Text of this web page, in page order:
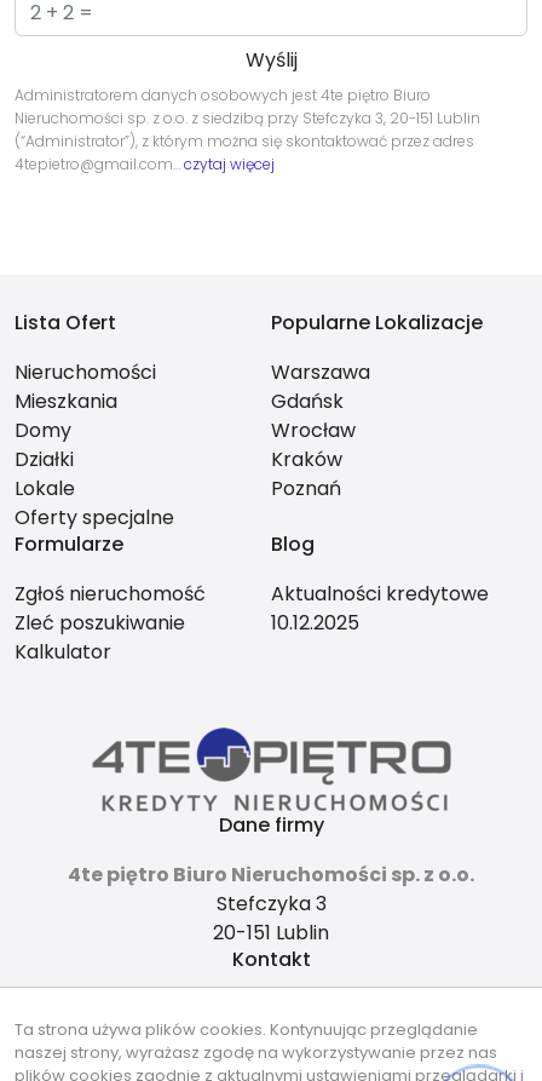
Administratorem danych osobowych jest 4te piętro Biuro
Nieruchomości sp. z o.o. z siedzibą przy Stefczyka 3, 20-151 Lublin
(“Administrator”), z którym można się skontaktować przez adres
4tepietro@gmail.com…czytaj więcej
Lista Ofert
Nieruchomości
Mieszkania
Domy
Działki
Lokale
Oferty specjalne
Popularne Lokalizacje
Warszawa
Gdańsk
Wrocław
Kraków
Poznań
Formularze
Zgłoś nieruchomość
Zleć poszukiwanie
Kalkulator
Blog
Aktualności kredytowe
10.12.2025
Dane firmy
4te piętro Biuro Nieruchomości sp. z o.o.
Stefczyka 3
20-151 Lublin
Kontakt
737-490-490
Ta strona używa plików cookies. Kontynuując przeglądanie
naszej strony, wyrażasz zgodę na wykorzystywanie przez nas
plików cookies zgodnie z aktualnymi ustawieniami przeglądarki i